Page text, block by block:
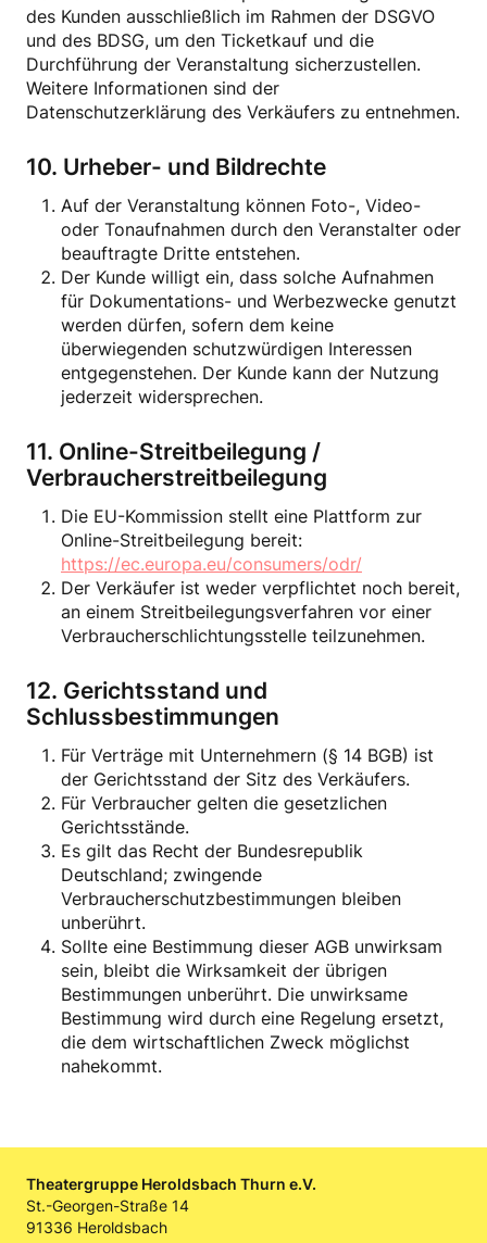
des Kunden ausschließlich im Rahmen der DSGVO
und des BDSG, um den Ticketkauf und die
Durchführung der Veranstaltung sicherzustellen.
Weitere Informationen sind der
Datenschutzerklärung des Verkäufers zu entnehmen.
10. Urheber- und Bildrechte
Auf der Veranstaltung können Foto-, Video-
oder Tonaufnahmen durch den Veranstalter oder
beauftragte Dritte entstehen.
Der Kunde willigt ein, dass solche Aufnahmen
für Dokumentations- und Werbezwecke genutzt
werden dürfen, sofern dem keine
überwiegenden schutzwürdigen Interessen
entgegenstehen. Der Kunde kann der Nutzung
jederzeit widersprechen.
11. Online-Streitbeilegung /
Verbraucherstreitbeilegung
Die EU-Kommission stellt eine Plattform zur
Online-Streitbeilegung bereit:
https://ec.europa.eu/consumers/odr/
Der Verkäufer ist weder verpflichtet noch bereit,
an einem Streitbeilegungsverfahren vor einer
Verbraucherschlichtungsstelle teilzunehmen.
12. Gerichtsstand und
Schlussbestimmungen
Für Verträge mit Unternehmern (§ 14 BGB) ist
der Gerichtsstand der Sitz des Verkäufers.
Für Verbraucher gelten die gesetzlichen
Gerichtsstände.
Es gilt das Recht der Bundesrepublik
Deutschland; zwingende
Verbraucherschutzbestimmungen bleiben
unberührt.
Sollte eine Bestimmung dieser AGB unwirksam
sein, bleibt die Wirksamkeit der übrigen
Bestimmungen unberührt. Die unwirksame
Bestimmung wird durch eine Regelung ersetzt,
die dem wirtschaftlichen Zweck möglichst
nahekommt.
Theatergruppe Heroldsbach Thurn e.V.
St.-Georgen-Straße 14
91336 Heroldsbach